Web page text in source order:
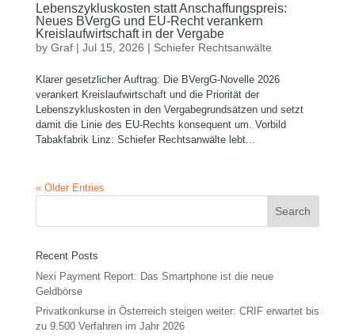
Lebenszykluskosten statt Anschaffungspreis:
Neues BVergG und EU-Recht verankern
Kreislaufwirtschaft in der Vergabe
by Graf| Jul 15, 2026 | Schiefer Rechtsanwälte
Klarer gesetzlicher Auftrag: Die BVergG-Novelle 2026
verankert Kreislaufwirtschaft und die Priorität der
Lebenszykluskosten in den Vergabegrundsätzen und setzt
damit die Linie des EU-Rechts konsequent um. Vorbild
Tabakfabrik Linz: Schiefer Rechtsanwälte lebt...
« Older Entries
Recent Posts
Nexi Payment Report: Das Smartphone ist die neue
Geldbörse
Privatkonkurse in Österreich steigen weiter: CRIF erwartet bis
zu 9.500 Verfahren im Jahr 2026